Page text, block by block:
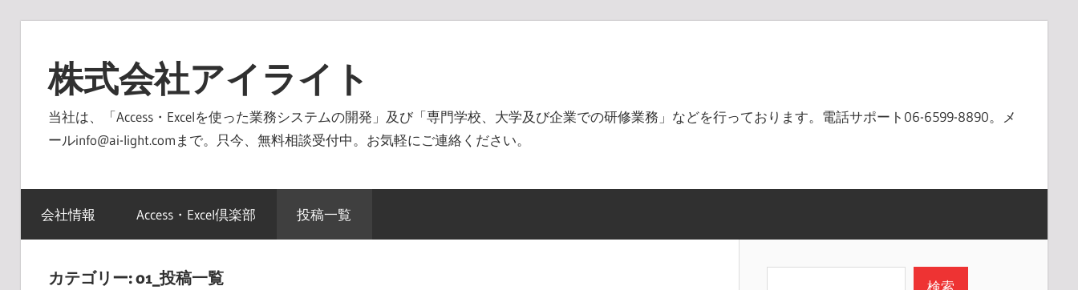
キ
プ
株式会社アイライト
当社は、「Access・Excelを使った業務システムの開発」及び「専門学校、大学及び企業での研修業務」などを行っております。電話サポート06-6599-8890。メ
ールinfo@ai-light.comまで。只今、無料相談受付中。お気軽にご連絡ください。
会社情報 Access・Excel倶楽部 投稿一覧
カテゴリー:01_投稿一覧